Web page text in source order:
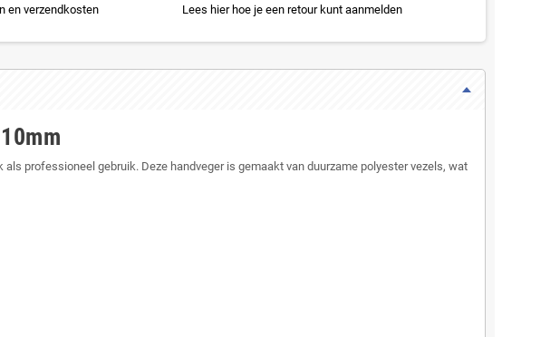
en verzendkosten
Lees hier hoe je een retour kunt aanmelden
professioneel gebruik. Deze handveger is gemaakt van duurzame polyester vezels, wat